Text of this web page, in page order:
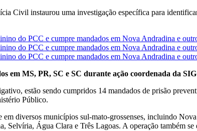
Civil instaurou uma investigação específica para
em MS, PR, SC e SC durante ação coordenada da
estão sendo cumpridos 14 mandados de prisão
Público.
em diversos municípios sul-mato-grossenses, incluindo
Selvíria, Água Clara e Três Lagoas. A operação também se